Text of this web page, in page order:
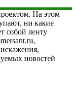
На этом
ни какие
собой ленту
новостей